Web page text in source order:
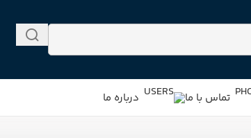
تماس با ما درباره ما